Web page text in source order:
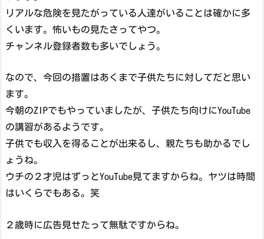
リアルな危険を見たがっている人達がいることは確かに多
くいます。怖いもの見たさってやつ。
チャンネル登録者数も多いでしょう。
なので、今回の措置はあくまで子供たちに対してだと思い
ます。
今朝のZIPでもやっていましたが、子供たち向けにYouTube
の講習があるようです。
子供でも収入を得ることが出来るし、親たちも助かるでし
ょうね。
ウチの２才児はずっとYouTube見てますからね。ヤツは時間
はいくらでもある。笑
２歳時に広告見せたって無駄ですからね。